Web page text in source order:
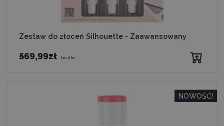
Zestaw do złoceń Silhouette - Zaawansowany
569,99zł brutto
NOWOŚĆ!